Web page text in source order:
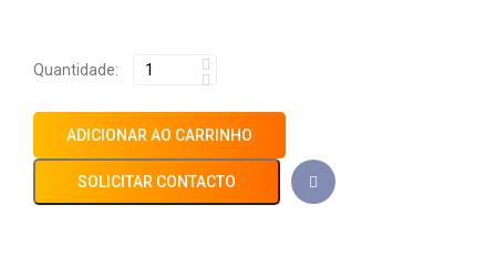
Quantidade:
ADICIONAR AO CARRINHO
SOLICITAR CONTACTO